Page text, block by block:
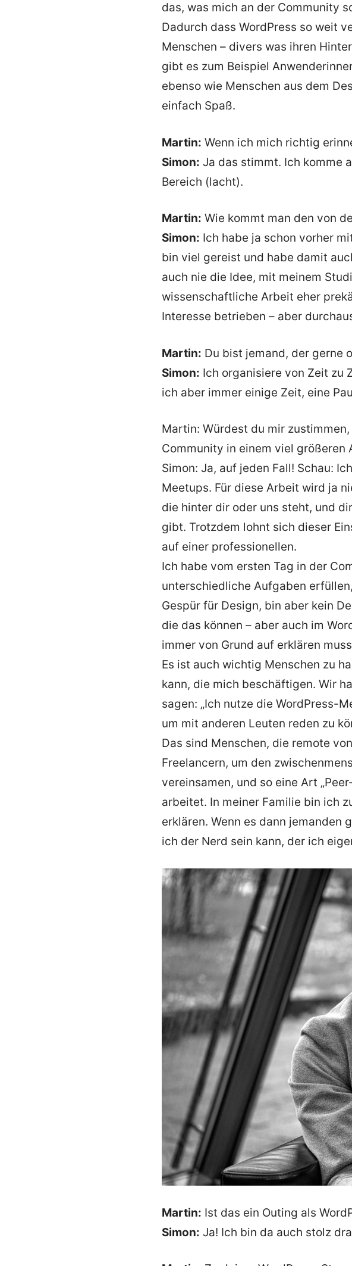
das, was mich an der Community
Dadurch dass WordPress so weit
Menschen – divers was ihren
gibt es zum Beispiel
ebenso wie Menschen aus dem
einfach Spaß.
Martin: Wenn ich mich richtig
Simon: Ja das stimmt. Ich komme
Bereich (lacht).
Martin: Wie kommt man den von
Simon: Ich habe ja schon vorher
bin viel gereist und habe damit
auch nie die Idee, mit meinem
wissenschaftliche Arbeit eher
Interesse betrieben – aber
Martin: Du bist jemand, der gerne
Simon: Ich organisiere von Zeit zu
ich aber immer einige Zeit, eine
Martin: Würdest du mir
Community in einem viel größeren
Simon: Ja, auf jeden Fall! Schau:
Meetups. Für diese Arbeit wird ja
die hinter dir oder uns steht, und
gibt. Trotzdem lohnt sich dieser
auf einer professionellen.
Ich habe vom ersten Tag in der
unterschiedliche Aufgaben
Gespür für Design, bin aber kein
die das können – aber auch im
immer von Grund auf erklären
Es ist auch wichtig Menschen zu
kann, die mich beschäftigen. Wir
sagen: „Ich nutze die WordPress-
um mit anderen Leuten reden zu
Das sind Menschen, die remote
Freelancern, um den
vereinsamen, und so eine Art
arbeitet. In meiner Familie bin ich
erklären. Wenn es dann jemanden
ich der Nerd sein kann, der ich
Martin: Ist das ein Outing als
Simon: Ja! Ich bin da auch stolz